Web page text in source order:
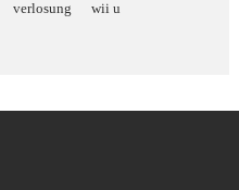
verlosung wii u